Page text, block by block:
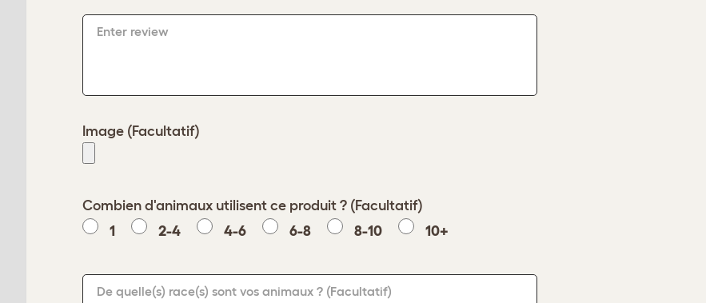
Enter review
Image (Facultatif)
Combien d'animaux utilisent ce produit ? (Facultatif)
1
2-4 4-6 6-8 8-10 10+
De quelle(s) race(s) sont vos animaux ? (Facultatif)